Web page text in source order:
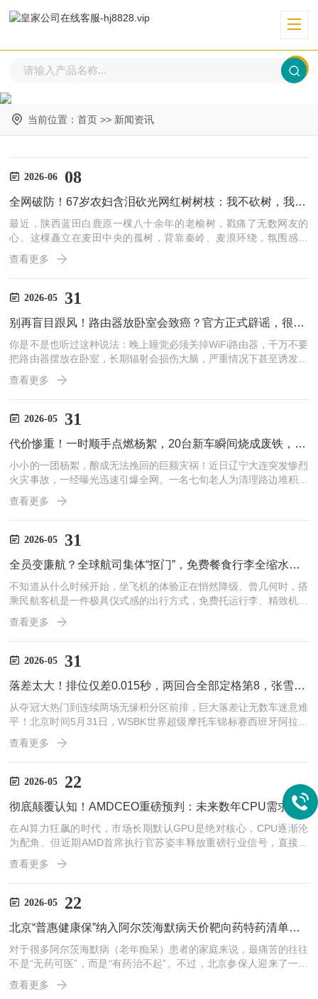
当前位置： 首页 >> 新闻资讯
2026-06 08
全网破防！67岁农妇含泪砍光网红树树枝：我不砍树，我的麦子就没了
最近，陕西蓝田白鹿原一棵八十余年的老榆树，戳痛了无数网友的
心。这棵矗立在麦田中央的孤树，背靠秦岭、麦浪环绕，氛围感拉
满，意外走红成为全网追捧的网红打卡地。无数游客慕名奔赴，只为
拍出氛围感大片，可无人顾及脚下的良田庄稼。最终，67岁农妇含
泪挥斧，砍光所有树枝，亲手毁掉自家
查看更多
2026-05 31
别再盲目跟风！路由器放卧室会致癌？官方正式辟谣，很多人至今还被蒙在鼓里
你是不是也听过这种说法：晚上睡觉必须关掉WiFi路由器，千万不要
把路由器摆放在卧室，长期辐射会损伤大脑，严重情况下甚至诱发癌
症？很长一段时间以来，这条养生警示在中老年朋友圈、家族群里疯
狂刷屏，不少人为了身体健康，养成睡前必关路由器的习惯，甚至不
惜挪改全屋网络布局。但事实真
查看更多
2026-05 31
代价惨重！一时顺手点燃杨絮，20台新车瞬间烧成废铁，七旬老人直接刑拘
小小的一团杨絮，酿成无法挽回的巨额灾祸！近日辽宁大连突发惨烈
火灾事故，一经曝光迅速引爆全网。一名七旬老人为清理路边堆积的
杨絮，随手用火点燃，谁料风助火势一发不可收拾，大火顺势蔓延至
旁边停车场，20辆崭新新能源车惨遭吞噬，多辆车直接烧成漆黑骨
架。一场看似不起眼的随手之举，
查看更多
2026-05 31
全员变廉航？全球航司集体“抠门”，免费餐食行李全缩水，乘客直呼看不懂
不知道从什么时候开始，坐飞机的体验正在悄然降级。曾几何时，搭
乘民航客机是一件极具仪式感的出行方式，免费托运行李、精致机上
餐食、多元化娱乐服务，是全服务航空公司的标配，也是区别廉价航
空最直观的特征。但如今一个诡异现象席卷全球民航业：不管是国际
大牌航司，还是国内头部航空公
查看更多
2026-05 31
落差太大！排位仅差0.015秒，两回合全部定格第8，张雪机车爆冷无缘领奖台
从夺冠大热门到连续两场无缘积分区前排，巨大落差让无数车迷意难
平！北京时间5月31日，WSBK世界超级摩托车锦标赛西班牙阿拉贡
站圆满收官，作为本赛季最大黑马的中国张雪机车车队，上演戏剧性
反转。车队王牌车手德比斯在第二回合正赛再度拿下第八名，连同首
回合成绩，两回合战绩一模一样，
查看更多
2026-05 22
彻底颠覆认知！AMDCEO重磅预判：未来数年CPU需求持续暴涨，算力格局大变天
在AI算力狂飙的时代，市场长期默认GPU是绝对核心，CPU逐渐沦
为配角。但近期AMD首席执行官苏姿丰释放重磅行业信号，直接推
翻固有认知！苏姿丰公开明确预判，未来几年全球CPU市场需求将迎
来持续性爆发增长，行业天花板大幅抬升，同时官宣上调CPU市场规
模预期，翻倍增速引爆科技圈。这一重磅
查看更多
2026-05 22
北京“普惠健康保”纳入阿尔茨海默病天价靶向药特药清单扩至159种
对于很多阿尔茨海默病（老年痴呆）患者的家庭来说，最痛苦的往往
不是“无药可医”，而是“有药治不起”。不过，北京参保人迎来了一个
实打实的利好消息。 2026年度的“北京普惠健康保”近期完成保障升
级，特药清单大幅扩容至159种，更重磅的是，首次将阿尔茨海默病
查看更多